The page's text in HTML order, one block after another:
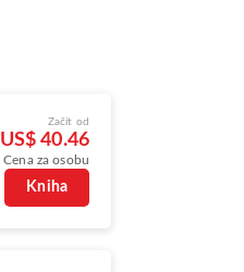
Začít od
US$ 40.46
Cena za osobu
Kniha